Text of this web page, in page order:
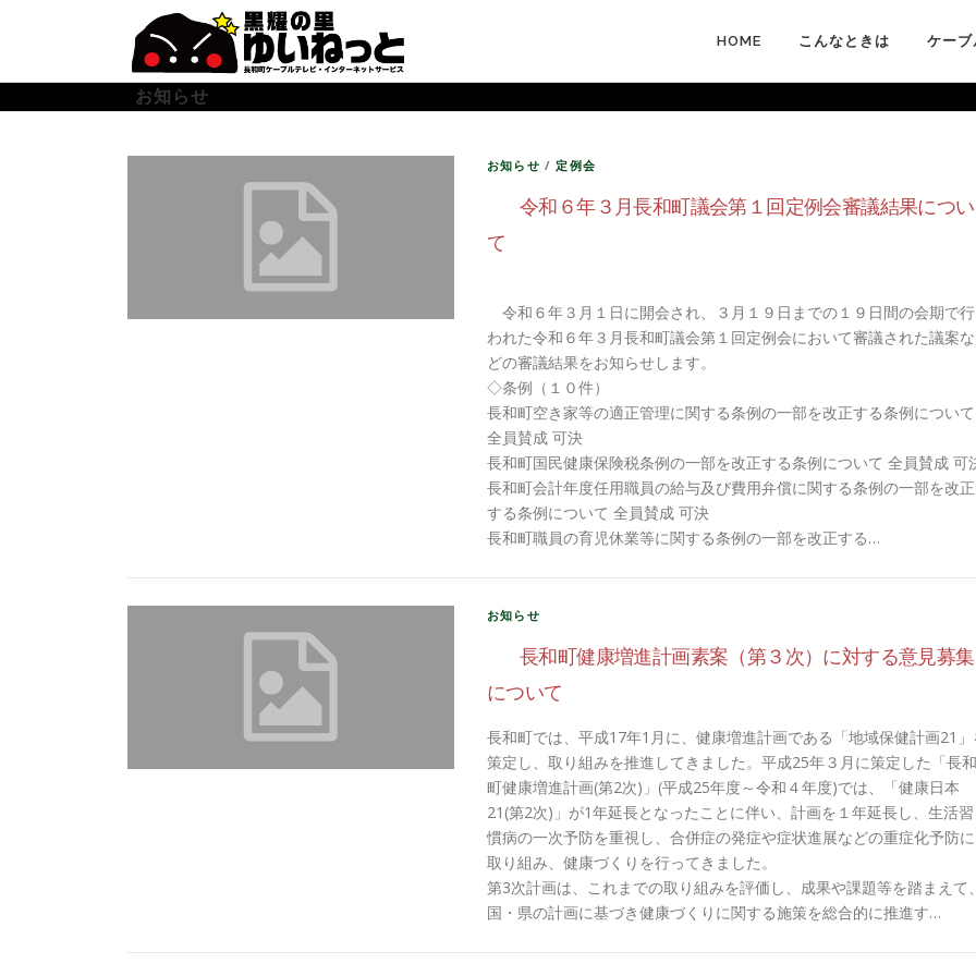
ン
ツ
HOME こんなときは ケー
お知らせ
お知らせ /定例会
令和６年３月長和町議会第１回定例会審議結果につい
て
令和６年３月１日に開会され、３月１９日までの１９日間の会期で行
われた令和６年３月長和町議会第１回定例会において審議された議案な
どの審議結果をお知らせします。
◇条例（１０件）
長和町空き家等の適正管理に関する条例の一部を改正する条例について
全員賛成 可決
長和町国民健康保険税条例の一部を改正する条例について 全員賛成 可
長和町会計年度任用職員の給与及び費用弁償に関する条例の一部を改正
する条例について 全員賛成 可決
長和町職員の育児休業等に関する条例の一部を改正する…
お知らせ
長和町健康増進計画素案（第３次）に対する意見募集
について
長和町では、平成17年1月に、健康増進計画である「地域保健計画21」
策定し、取り組みを推進してきました。平成25年３月に策定した「長和
町健康増進計画(第2次)」(平成25年度～令和４年度)では、「健康日本
21(第2次)」が1年延長となったことに伴い、計画を１年延長し、生活習
慣病の一次予防を重視し、合併症の発症や症状進展などの重症化予防に
取り組み、健康づくりを行ってきました。
第3次計画は、これまでの取り組みを評価し、成果や課題等を踏まえて、
国・県の計画に基づき健康づくりに関する施策を総合的に推進す…